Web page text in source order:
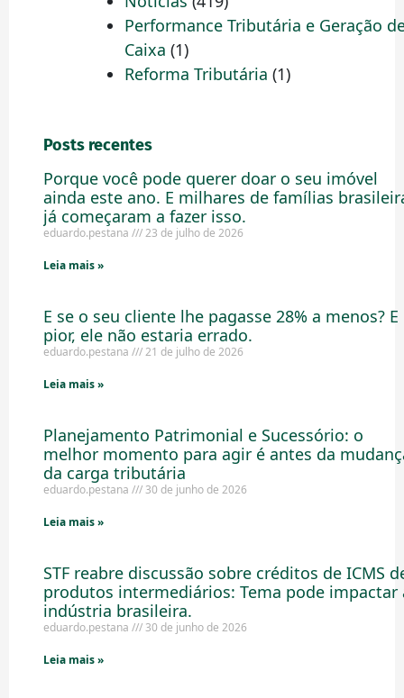
Performance Tributária e Geração
Caixa (1)
Reforma Tributária (1)
Posts recentes
Porque você pode querer doar o seu imóvel
ainda este ano. E milhares de famílias
já começaram a fazer isso.
eduardo.pestana 23 de julho de 2026
Leia mais »
E se o seu cliente lhe pagasse 28% a menos? E
pior, ele não estaria errado.
eduardo.pestana 21 de julho de 2026
Leia mais »
Planejamento Patrimonial e Sucessório: o
melhor momento para agir é antes da
da carga tributária
eduardo.pestana 30 de junho de 2026
Leia mais »
STF reabre discussão sobre créditos de ICMS
produtos intermediários: Tema pode impactar
indústria brasileira.
eduardo.pestana 30 de junho de 2026
Leia mais »